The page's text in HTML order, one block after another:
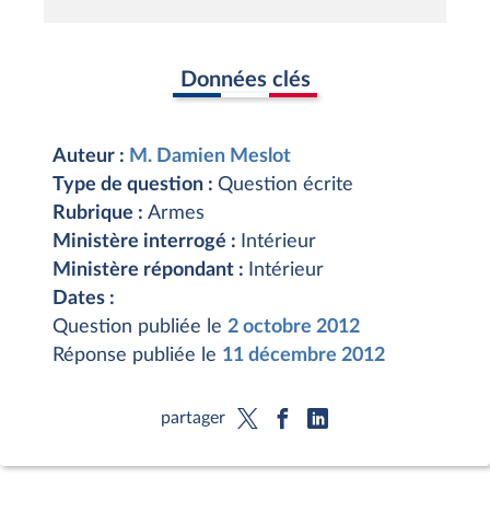
Données clés
Auteur : M. Damien Meslot
Type de question : Question écrite
Rubrique : Armes
Ministère interrogé :
Intérieur
Ministère répondant :
Intérieur
Dates :
Question publiée le 2 octobre 2012
Réponse publiée le 11 décembre 2012
partager